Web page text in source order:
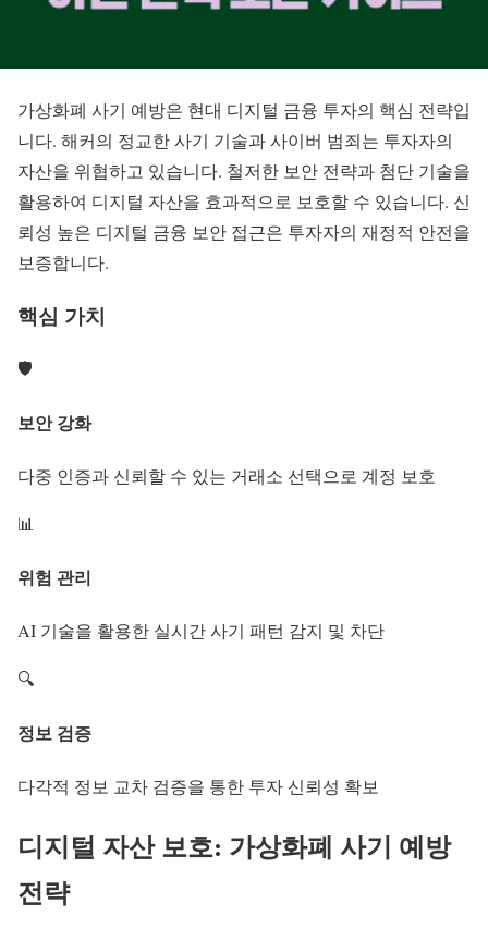
가상화폐 사기 예방은 현대 디지털 금융 투자의 핵심 전략입
니다. 해커의 정교한 사기 기술과 사이버 범죄는 투자자의
자산을 위협하고 있습니다. 철저한 보안 전략과 첨단 기술을
활용하여 디지털 자산을 효과적으로 보호할 수 있습니다. 신
뢰성 높은 디지털 금융 보안 접근은 투자자의 재정적 안전을
보증합니다.
핵심 가치
🛡️
보안 강화
다중 인증과 신뢰할 수 있는 거래소 선택으로 계정 보호
📊
위험 관리
AI 기술을 활용한 실시간 사기 패턴 감지 및 차단
🔍
정보 검증
다각적 정보 교차 검증을 통한 투자 신뢰성 확보
디지털 자산 보호: 가상화폐 사기 예방
전략